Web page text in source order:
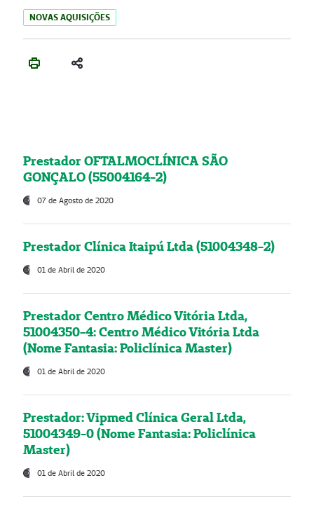
NOVAS AQUISIÇÕES
Prestador OFTALMOCLÍNICA SÃO
GONÇALO (55004164-2)
07 de Agosto de 2020
Prestador Clínica Itaipú Ltda (51004348-2)
01 de Abril de 2020
Prestador Centro Médico Vitória Ltda,
51004350-4: Centro Médico Vitória Ltda
(Nome Fantasia: Policlínica Master)
01 de Abril de 2020
Prestador: Vipmed Clínica Geral Ltda,
51004349-0 (Nome Fantasia: Policlínica
Master)
01 de Abril de 2020